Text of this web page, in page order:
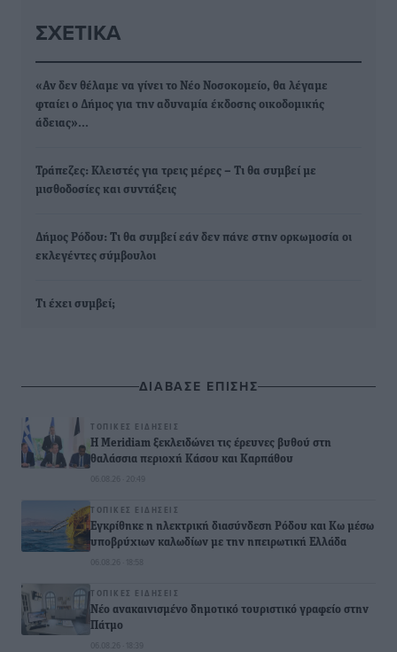
ΣΧΕΤΙΚΆ
«Αν δεν θέλαμε να γίνει το Νέο Νοσοκομείο, θα λέγαμε
φταίει ο Δήμος για την αδυναμία έκδοσης οικοδομικής
άδειας»…
Τράπεζες: Κλειστές για τρεις μέρες – Τι θα συμβεί με
μισθοδοσίες και συντάξεις
Δήμος Ρόδου: Τι θα συμβεί εάν δεν πάνε στην ορκωμοσία οι
εκλεγέντες σύμβουλοι
Τι έχει συμβεί;
ΔΙΑΒΑΣΕ ΕΠΙΣΗΣ
ΤΟΠΙΚΈΣ ΕΙΔΉΣΕΙΣ
Η Meridiam ξεκλειδώνει τις έρευνες βυθού στη
θαλάσσια περιοχή Κάσου και Καρπάθου
06.08.26 · 20:49
ΤΟΠΙΚΈΣ ΕΙΔΉΣΕΙΣ
Εγκρίθηκε η ηλεκτρική διασύνδεση Ρόδου και Κω μέσω
υποβρύχιων καλωδίων με την ηπειρωτική Ελλάδα
06.08.26 · 18:58
ΤΟΠΙΚΈΣ ΕΙΔΉΣΕΙΣ
Νέο ανακαινισμένο δημοτικό τουριστικό γραφείο στην
Πάτμο
06.08.26 · 18:39